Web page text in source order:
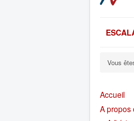
Vous
Accueil
A propos